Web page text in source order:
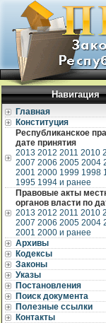
Навигация
Главная
Конституция
Республиканское
дате принятия
2013 2012 2011 2010
2007 2006 2005 2004
2001 2000 1999 1998
1995 1994 и ранее
Правовые акты
органов власти по
2013 2012 2011 2010
2007 2006 2005 2004
2001 2000 и ранее
Архивы
Кодексы
Законы
Указы
Постановления
Поиск документа
Полезные ссылки
Контакты